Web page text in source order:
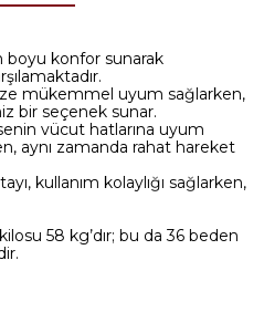
boyu konfor sunarak
mükemmel uyum sağlarken,
bir seçenek sunar.
vücut hatlarına uyum
aynı zamanda rahat hareket
kullanım kolaylığı sağlarken,
58 kg’dır; bu da 36 beden